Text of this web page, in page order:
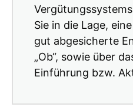
Sie in die Lage,
gut abgesicherte
„Ob“, sowie über
Einführung bzw.